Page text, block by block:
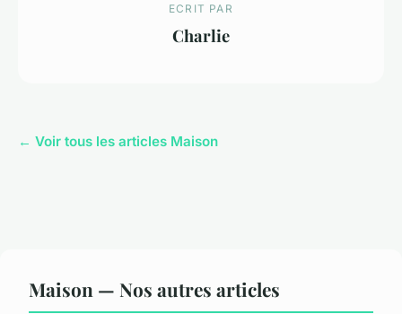
ECRIT PAR
Charlie
← Voir tous les articles Maison
Maison — Nos autres articles